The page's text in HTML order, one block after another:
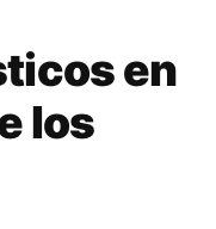
en
los